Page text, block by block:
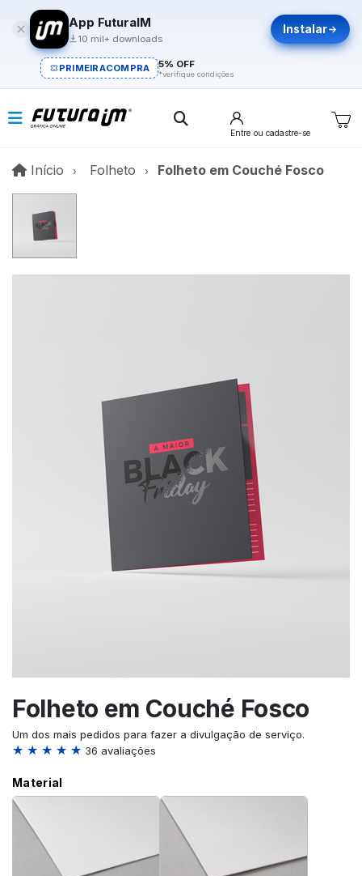
App FuturaIM
10 mil+ downloads
Instalar
PRIMEIRACOMPRA 5% OFF
*verifique condições
Entre ou cadastre-se
Início InícioFolheto Folheto em Couché Fosco
Folheto em Couché Fosco
Um dos mais pedidos para fazer a divulgação de serviço.
★ ★ ★ ★ ★ 36 avaliações
Material